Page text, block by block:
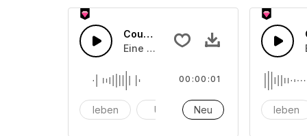
Countdown-Zähler 30
Eine Ansammlung von Countdown-
leben Uhr Alarm
00:00:01
Neu leben